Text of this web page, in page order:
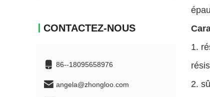
CONTACTEZ-NOUS
86--18095658976
angela@zhongloo.com
1.
2.